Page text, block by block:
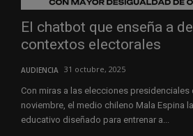
El chatbot que enseña a
contextos electorales
AUDIENCIA 31 octubre, 2025
Con miras a las elecciones
noviembre, el medio chileno Mala Espina
educativo diseñado para entrenar a...